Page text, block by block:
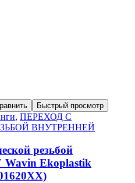
Быстрый просмотр
, ПЕРЕХОД С
ВНУТРЕННЕЙ
резьбой
Wavin Ekoplastik